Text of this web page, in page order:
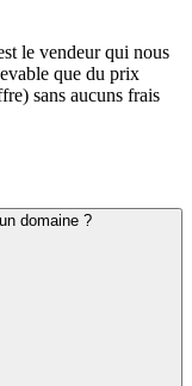
le vendeur qui nous
que du prix
sans aucuns frais
domaine ?